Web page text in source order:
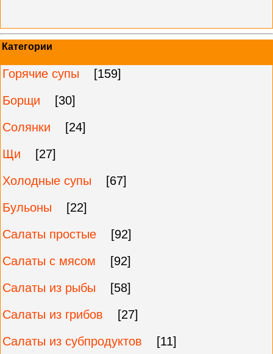
Категории
Горячие супы
[159]
Борщи
[30]
Солянки
[24]
Щи
[27]
Холодные супы
[67]
Бульоны
[22]
Салаты простые
[92]
Салаты с мясом
[92]
Салаты из рыбы
[58]
Салаты из грибов
[27]
Салаты из субпродуктов
[11]